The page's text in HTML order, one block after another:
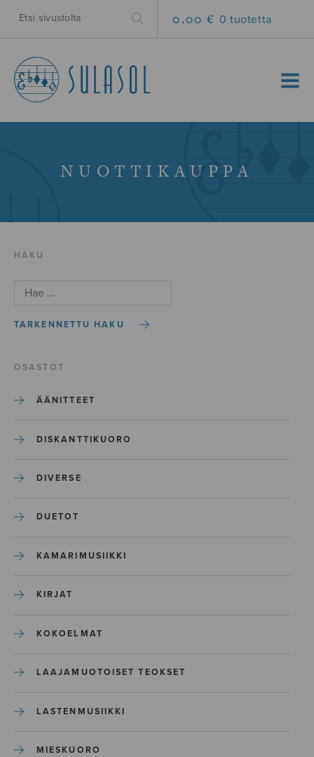
0.00 € 0 tuotetta
MENU
NUOTTIKAUPPA
HAKU
TARKENNETTU HAKU
OSASTOT
ÄÄNITTEET
DISKANTTIKUORO
DIVERSE
DUETOT
KAMARIMUSIIKKI
KIRJAT
KOKOELMAT
LAAJAMUOTOISET TEOKSET
LASTENMUSIIKKI
MIESKUORO